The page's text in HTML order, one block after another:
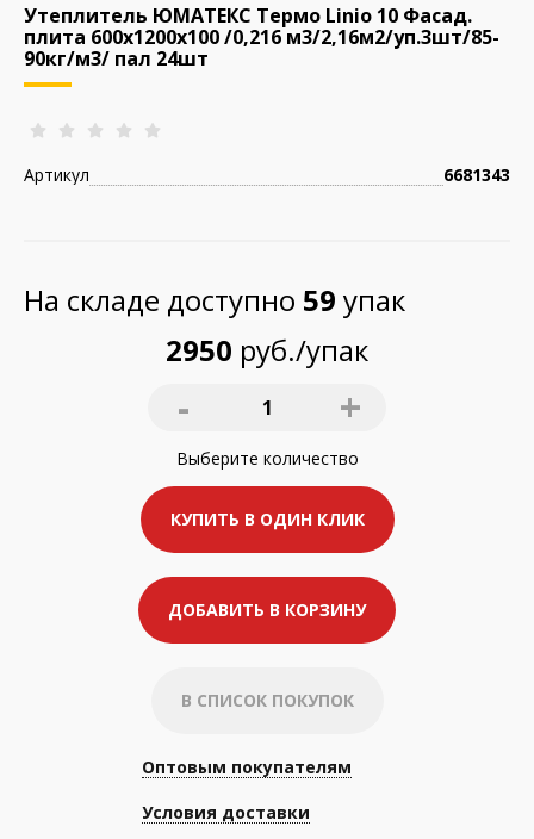
Утеплитель ЮМАТЕКС Термо Linio 10 Фасад.
плита 600х1200х100 /0,216 м3/2,16м2/уп.3шт/85-
90кг/м3/ пал 24шт
Артикул 6681343
На складе доступно 59 упак
2950 руб./упак
- 1 +
Выберите количество
КУПИТЬ В ОДИН КЛИК
ДОБАВИТЬ В КОРЗИНУ
В СПИСОК ПОКУПОК
Оптовым покупателям
Условия доставки